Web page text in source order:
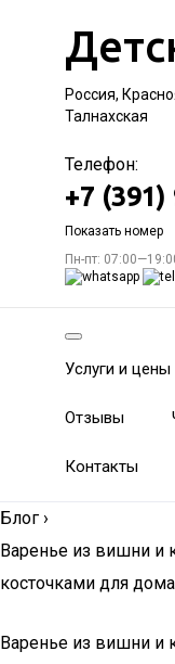
Россия,
Талнахская
Телефон:
+7 (391)
Показать номер
Пн-пт:
Услуги и цены
Отзывы
Контакты
Блог ›
Варенье из вишни и
косточками для
Варенье из вишни и